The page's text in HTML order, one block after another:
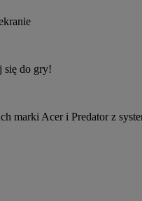
się do gry!
marki Acer i Predator z